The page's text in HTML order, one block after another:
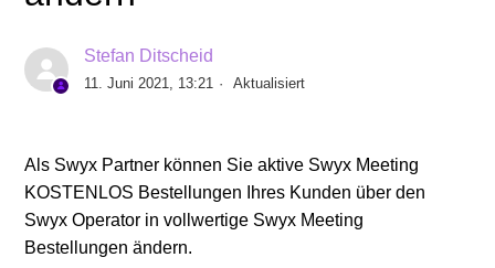
Bestelldetails und Bestell-Historie einsehen /
Erhöhte Sicherheit beim Login mit Operator - Die
Zwei-Faktor-Authentisierung (2FA) nutzen
Swyx Meeting KOSTENLOS Bestellung in
Stefan Ditscheid
11. Juni 2021, 13:21 Aktualisiert
Als Swyx Partner können Sie aktive Swyx Meeting
KOSTENLOS Bestellungen Ihres Kunden über den
Swyx Operator in vollwertige Swyx Meeting
Bestellungen ändern.